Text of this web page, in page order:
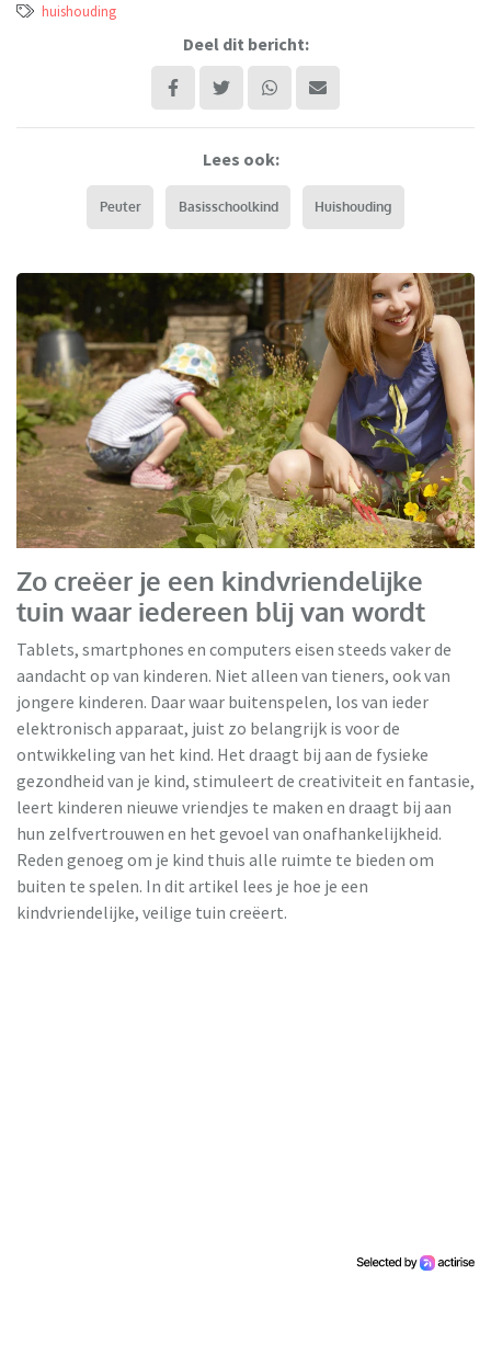
huishouding
Deel dit bericht:
Lees ook:
Peuter Basisschoolkind Huishouding
VidaXL
Zo creëer je een kindvriendelijke
tuin waar iedereen blij van wordt
Tablets, smartphones en computers eisen steeds vaker de
aandacht op van kinderen. Niet alleen van tieners, ook van
jongere kinderen. Daar waar buitenspelen, los van ieder
elektronisch apparaat, juist zo belangrijk is voor de
ontwikkeling van het kind. Het draagt bij aan de fysieke
gezondheid van je kind, stimuleert de creativiteit en fantasie,
leert kinderen nieuwe vriendjes te maken en draagt bij aan
hun zelfvertrouwen en het gevoel van onafhankelijkheid.
Reden genoeg om je kind thuis alle ruimte te bieden om
buiten te spelen. In dit artikel lees je hoe je een
kindvriendelijke, veilige tuin creëert.